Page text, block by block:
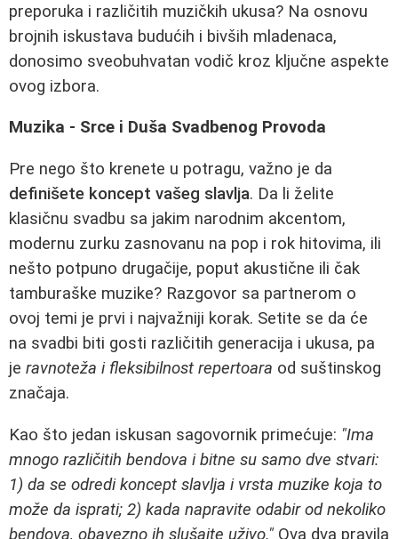
preporuka i različitih muzičkih ukusa? Na osnovu
brojnih iskustava budućih i bivših mladenaca,
donosimo sveobuhvatan vodič kroz ključne aspekte
ovog izbora.
Muzika - Srce i Duša Svadbenog Provoda
Pre nego što krenete u potragu, važno je da
definišete koncept vašeg slavlja. Da li želite
klasičnu svadbu sa jakim narodnim akcentom,
modernu zurku zasnovanu na pop i rok hitovima, ili
nešto potpuno drugačije, poput akustične ili čak
tamburaške muzike? Razgovor sa partnerom o
ovoj temi je prvi i najvažniji korak. Setite se da će
na svadbi biti gosti različitih generacija i ukusa, pa
je ravnoteža i fleksibilnost repertoara od suštinskog
značaja.
Kao što jedan iskusan sagovornik primećuje: "Ima
mnogo različitih bendova i bitne su samo dve stvari:
1) da se odredi koncept slavlja i vrsta muzike koja to
može da isprati; 2) kada napravite odabir od nekoliko
bendova, obavezno ih slušajte uživo." Ova dva pravila